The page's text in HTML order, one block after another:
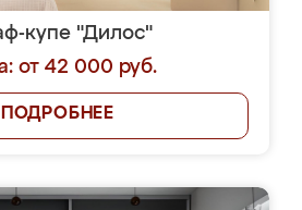
купе "Дилос"
от 42 000 руб.
ПОДРОБНЕЕ